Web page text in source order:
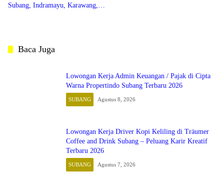
Subang, Indramayu, Karawang,
Baca Juga
Lowongan Kerja Admin Keuangan / Pajak di Cipta
Warna Propertindo Subang Terbaru 2026
SUBANG Agustus 8, 2026
Lowongan Kerja Driver Kopi Keliling di Träumer
Coffee and Drink Subang – Peluang Karir Kreatif
Terbaru 2026
SUBANG Agustus 7, 2026